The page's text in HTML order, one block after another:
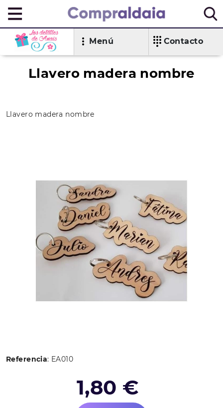
Menú Contacto
Llavero madera nombre
Llavero madera nombre
Referencia: EA010
1,80 €